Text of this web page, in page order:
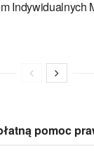
Indywidualnych
pomoc